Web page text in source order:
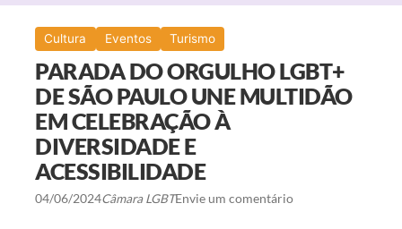
ABRIR
O
MENU
Cultura Eventos Turismo
PARADA DO ORGULHO LGBT+
DE SÃO PAULO UNE MULTIDÃO
EM CELEBRAÇÃO À
DIVERSIDADE E
ACESSIBILIDADE
04/06/2024Câmara LGBTEnvie um comentário